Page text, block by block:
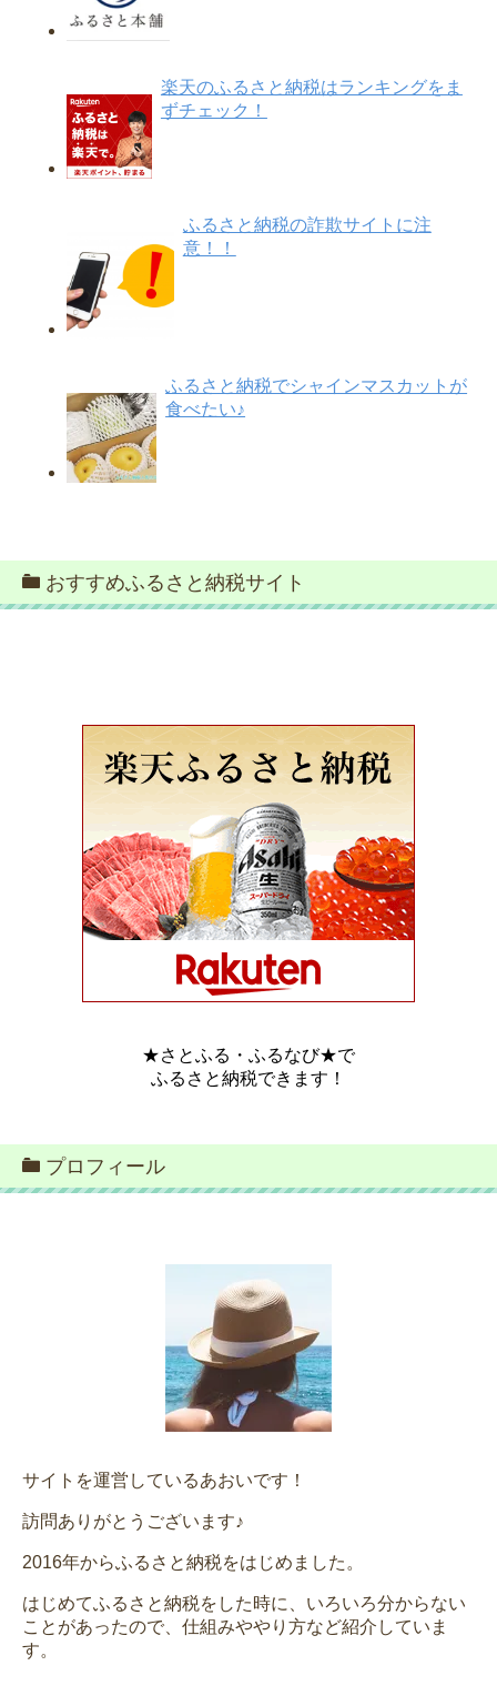
楽天のふるさと納税はランキングをま
ずチェック！
ふるさと納税の詐欺サイトに注
意！！
ふるさと納税でシャインマスカットが
食べたい♪
おすすめふるさと納税サイト
★さとふる・ふるなび★で
ふるさと納税できます！
プロフィール
サイトを運営しているあおいです！
訪問ありがとうございます♪
2016年からふるさと納税をはじめました。
はじめてふるさと納税をした時に、いろいろ分からない
ことがあったので、仕組みややり方など紹介していま
す。